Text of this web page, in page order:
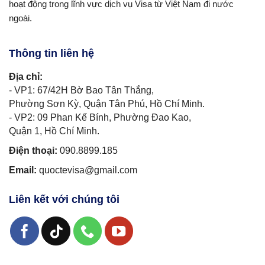
hoạt động trong lĩnh vực dịch vụ Visa từ Việt Nam đi nước
ngoài.
Thông tin liên hệ
Địa chỉ:
- VP1: 67/42H Bờ Bao Tân Thắng,
Phường Sơn Kỳ, Quận Tân Phú, Hồ Chí Minh.
- VP2: 09 Phan Kế Bính, Phường Đao Kao,
Quận 1, Hồ Chí Minh.
Điện thoại: 090.8899.185
Email: quoctevisa@gmail.com
Liên kết với chúng tôi